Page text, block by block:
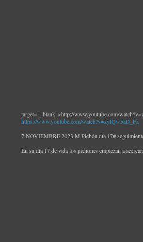
target="_blank">http://www.youtube.com/
https://www.youtube.com/watch?v=zyIQw5aD_Fk
7 NOVIEMBRE 2023 M Pichón día 17#
En su día 17 de vida los pichones empiezan a